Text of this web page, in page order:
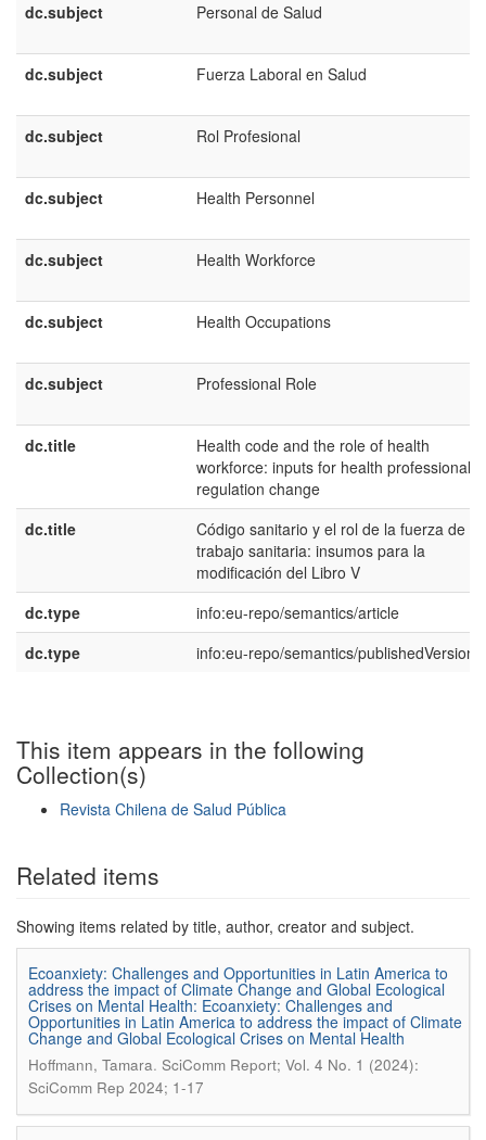
dc.subject
Personal de Salud
dc.subject Fuerza Laboral en Salud
dc.subject Rol Profesional
dc.subject Health Personnel
dc.subject Health Workforce
dc.subject Health Occupations
dc.subject Professional Role
dc.title
Health code and the role of health
workforce: inputs for health professional
regulation change
dc.title
Código sanitario y el rol de la fuerza de
trabajo sanitaria: insumos para la
modificación del Libro V
dc.type
info:eu-repo/semantics/article
dc.type
info:eu-repo/semantics/publishedVersion
This item appears in the following
Collection(s)
Revista Chilena de Salud Pública
Related items
Showing items related by title, author, creator and subject.
Ecoanxiety: Challenges and Opportunities in Latin America to
address the impact of Climate Change and Global Ecological
Crises on Mental Health: Ecoanxiety: Challenges and
Opportunities in Latin America to address the impact of Climate
Change and Global Ecological Crises on Mental Health
Hoffmann, Tamara. SciComm Report; Vol. 4 No. 1 (2024):
SciComm Rep 2024; 1-17